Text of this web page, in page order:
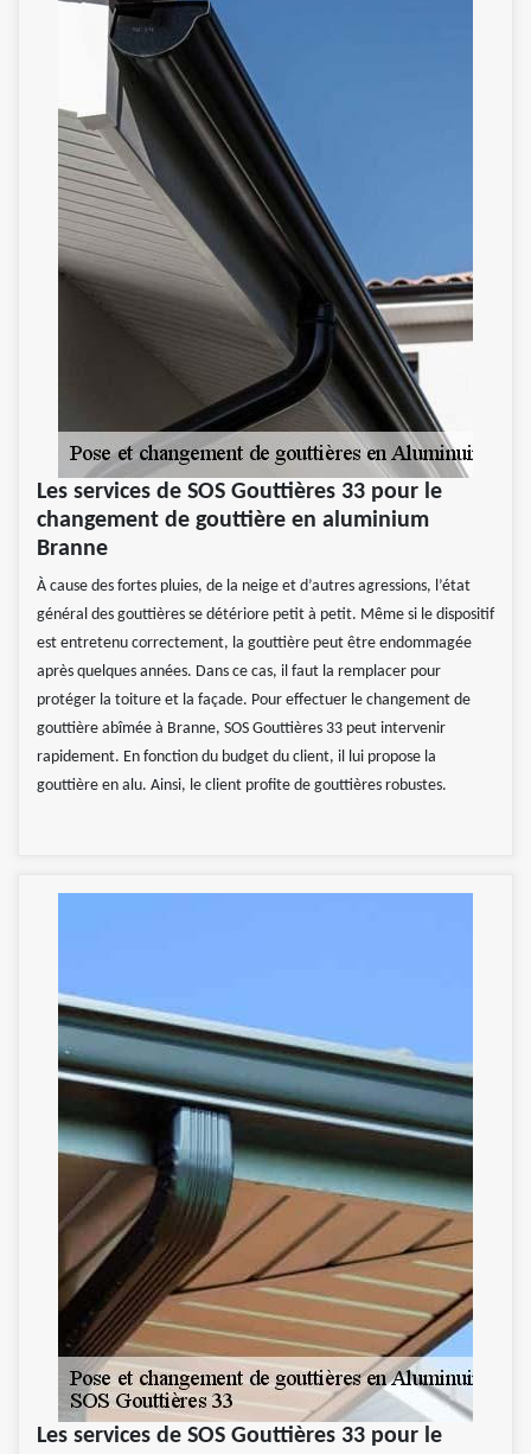
Les services de SOS Gouttières 33 pour le
changement de gouttière en aluminium
Branne
À cause des fortes pluies, de la neige et d’autres agressions, l’état
général des gouttières se détériore petit à petit. Même si le dispositif
est entretenu correctement, la gouttière peut être endommagée
après quelques années. Dans ce cas, il faut la remplacer pour
protéger la toiture et la façade. Pour effectuer le changement de
gouttière abîmée à Branne, SOS Gouttières 33 peut intervenir
rapidement. En fonction du budget du client, il lui propose la
gouttière en alu. Ainsi, le client profite de gouttières robustes.
Les services de SOS Gouttières 33 pour le